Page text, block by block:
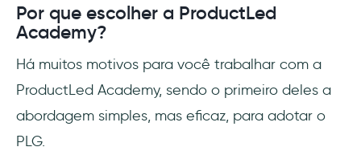
Por que escolher a ProductLed
Academy?
Há muitos motivos para você trabalhar com a
ProductLed Academy, sendo o primeiro deles a
abordagem simples, mas eficaz, para adotar o
PLG.